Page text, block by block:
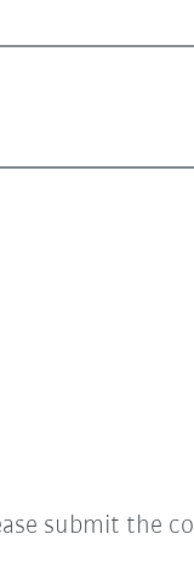
submit the